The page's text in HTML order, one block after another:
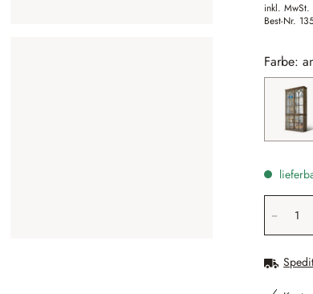
inkl. MwSt.
Best-Nr.
Farbe: